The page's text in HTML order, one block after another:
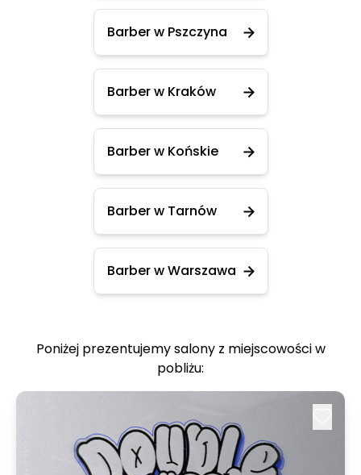
Barber w Pszczyna
Barber w Kraków
Barber w Końskie
Barber w Tarnów
Barber w Warszawa
Poniżej prezentujemy salony z miejscowości w
pobliżu: